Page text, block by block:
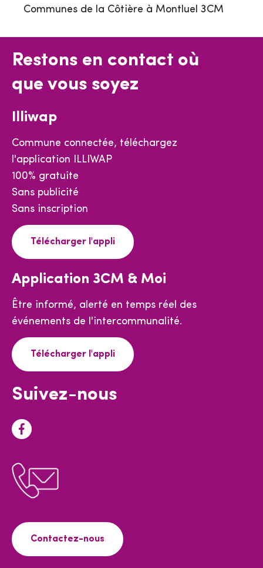
Communes de la Côtière à Montluel 3CM
Restons en contact où
que vous soyez
Illiwap
Commune connectée, téléchargez
l'application ILLIWAP
100% gratuite
Sans publicité
Sans inscription
Télécharger l'appli
Application 3CM & Moi
Être informé, alerté en temps réel des
événements de l'intercommunalité.
Télécharger l'appli
Suivez-nous
F
c
e
k
Contactez-nous